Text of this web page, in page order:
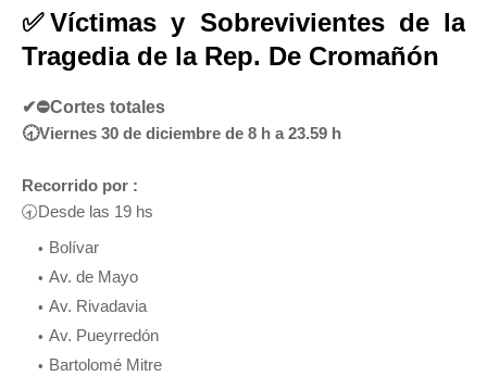
✅Víctimas y Sobrevivientes de la
Tragedia de la Rep. De Cromañón
✔⛔Cortes totales
🕣Viernes 30 de diciembre de 8 h a 23.59 h
Recorrido por :
🕣Desde las 19 hs
Bolívar
Av. de Mayo
Av. Rivadavia
Av. Pueyrredón
Bartolomé Mitre